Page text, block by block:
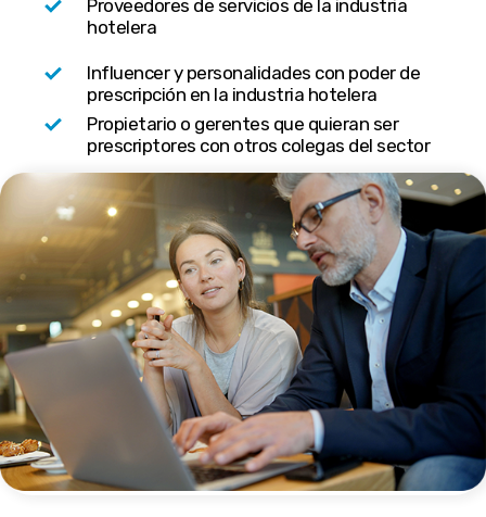
Proveedores de servicios de la industria
hotelera
Influencer y personalidades con poder de
prescripción en la industria hotelera
Propietario o gerentes que quieran ser
prescriptores con otros colegas del sector